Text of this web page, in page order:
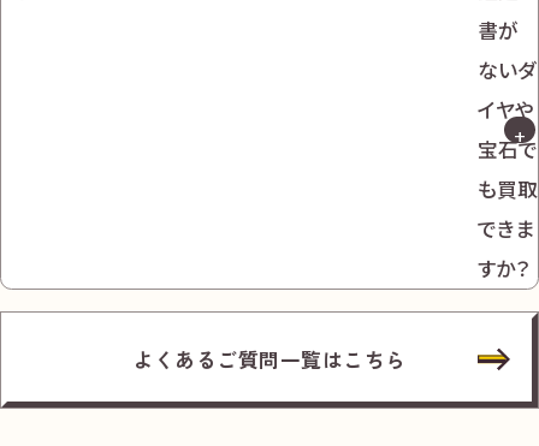
書が
ないダ
イヤや
宝石で
も買取
できま
すか？
よくあるご質問一覧はこちら